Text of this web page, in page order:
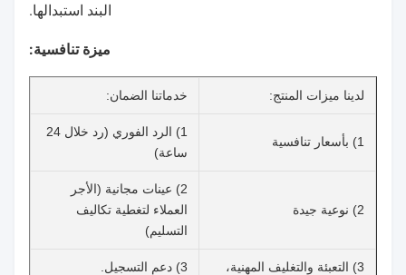
البند استبدالها.
ميزة تنافسية:
لدينا ميزات المنتج: خدماتنا الضمان:
1) بأسعار تنافسية
1) الرد الفوري (رد خلال 24
ساعة)
2) نوعية جيدة
2) عينات مجانية (الأجر
العملاء لتغطية تكاليف
التسليم)
3) التعبئة والتغليف المهنية، 3) دعم التسجيل.